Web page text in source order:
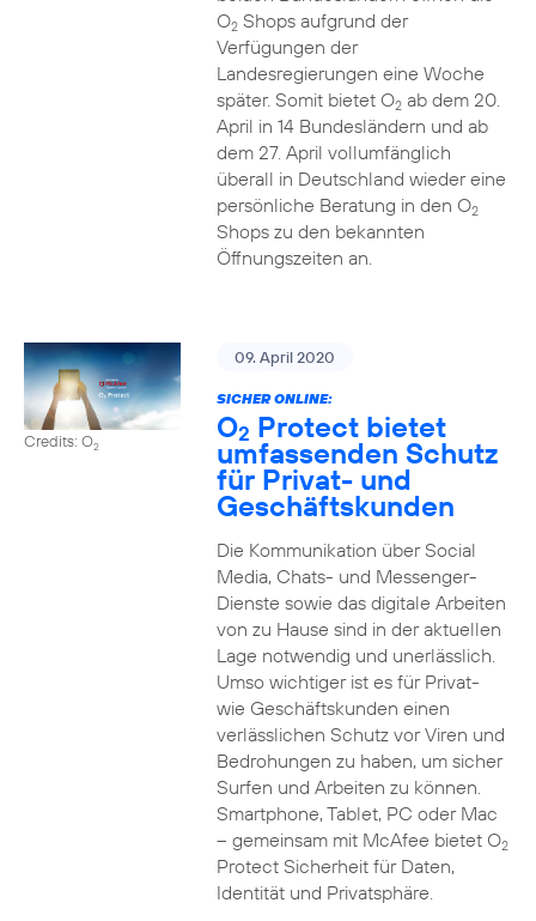
O2Shops aufgrund der
Verfügungen der
Landesregierungen eine Woche
später. Somit bietet O2ab dem 20.
April in 14 Bundesländern und ab
dem 27. April vollumfänglich
überall in Deutschland wieder eine
persönliche Beratung in den O2
Shops zu den bekannten
Öffnungszeiten an.
Credits: O2
09. April 2020
SICHER ONLINE:
O2 Protect bietet
umfassenden Schutz
für Privat- und
Geschäftskunden
Die Kommunikation über Social
Media, Chats- und Messenger-
Dienste sowie das digitale Arbeiten
von zu Hause sind in der aktuellen
Lage notwendig und unerlässlich.
Umso wichtiger ist es für Privat-
wie Geschäftskunden einen
verlässlichen Schutz vor Viren und
Bedrohungen zu haben, um sicher
Surfen und Arbeiten zu können.
Smartphone, Tablet, PC oder Mac
– gemeinsam mit McAfee bietet O2
Protect Sicherheit für Daten,
Identität und Privatsphäre.